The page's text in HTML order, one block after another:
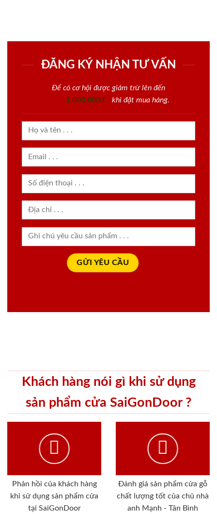
ĐĂNG KÝ NHẬN TƯ VẤN
Để có cơ hội được giảm trừ lên đến
1.000.000đ
khi đặt mua hàng.
Khách hàng nói gì khi sử dụng
sản phẩm cửa SaiGonDoor ?
Phản hồi của khách hàng
khi sử dụng sản phẩm cửa
tại SaiGonDoor
Đánh giá sản phẩm cửa gỗ
chất lượng tốt của chủ nhà
anh Mạnh - Tân Bình